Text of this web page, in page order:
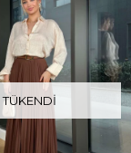
TÜKENDI